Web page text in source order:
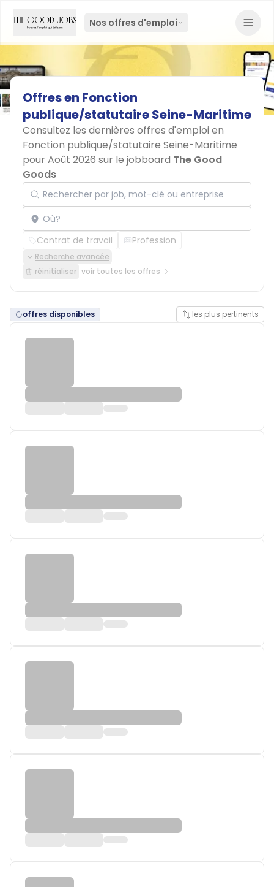
Nos offres d'emploi
Offresen Fonction
publique/statutaireSeine-Maritime
Consultez les dernières offres d'emploi en
Fonction publique/statutaire Seine-Maritime
pour Août 2026 sur le jobboard The Good
Goods
Rechercher par job, mot-clé ou entreprise
Localisation
Contrat de travail Profession
Recherche avancée
réinitialiser voir toutes les offres
offres disponibles les plus pertinents